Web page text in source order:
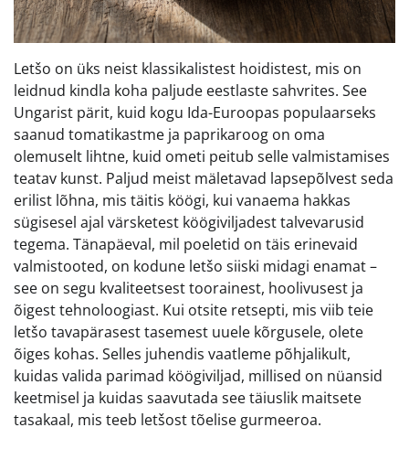
Letšo on üks neist klassikalistest hoidistest, mis on
leidnud kindla koha paljude eestlaste sahvrites. See
Ungarist pärit, kuid kogu Ida-Euroopas populaarseks
saanud tomatikastme ja paprikaroog on oma
olemuselt lihtne, kuid ometi peitub selle valmistamises
teatav kunst. Paljud meist mäletavad lapsepõlvest seda
erilist lõhna, mis täitis köögi, kui vanaema hakkas
sügisesel ajal värsketest köögiviljadest talvevarusid
tegema. Tänapäeval, mil poeletid on täis erinevaid
valmistooted, on kodune letšo siiski midagi enamat –
see on segu kvaliteetsest toorainest, hoolivusest ja
õigest tehnoloogiast. Kui otsite retsepti, mis viib teie
letšo tavapärasest tasemest uuele kõrgusele, olete
õiges kohas. Selles juhendis vaatleme põhjalikult,
kuidas valida parimad köögiviljad, millised on nüansid
keetmisel ja kuidas saavutada see täiuslik maitsete
tasakaal, mis teeb letšost tõelise gurmeeroa.